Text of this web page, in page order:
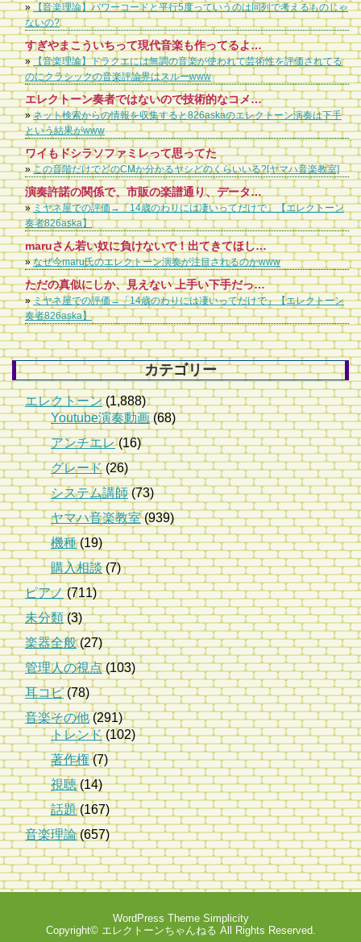
»【音楽理論】パワーコードと平行5度っていうのは同列で考えるものじゃ
ないの?
すぎやまこういちって現代音楽も作ってるよ。オーディオ交響曲とか
»【音楽理論】ドラクエには無調の音楽が使われて芸術性を評価されてる
のにクラシックの音楽評論界はスルーwww
エレクトーン奏者ではないので技術的なコメントはできませんが、Yahoo知恵袋などでこき下ろす質問とか見てると吐き気がしてきます。 少なくとも動画は見ててスゴいとは思えても下手とは感じませんし、どこか足らないとか至らない点も特になく、技術的に彼女より上だと言うなら動画持参で、どこがどう自分が彼女よりスゴいのかコメントして欲しいところですね。
»ネット検索からの情報を収集すると826askaのエレクトーン演奏は下手
という結果がwww
ワイもドシラソファミレって思ってた
»この音階だけでどのCMか分かるヤシどのくらいいる?[ヤマハ音楽教室]
演奏許諾の関係で、市販の楽譜通り、データを使っての演奏をしているのでは。 自作のレジストで演奏するには、JASRACの許諾が必要で、面倒。 EFの演奏許諾も大概面倒。海外とか特に。 ヤマハに許諾の部署作ってほしい。
»ミヤネ屋での評価→「14歳のわりには凄いってだけで」【エレクトーン
奏者826aska】
maruさん若い奴に負けないで！出てきてほしい！そして感動を与えてください！あなたの演奏が一番！
»なぜ今maru氏のエレクトーン演奏が注目されるのかwww
ただの真似にしか、見えない 上手い下手だったら上手い人沢山いる だから、これから余り伸び代ないかな。
»ミヤネ屋での評価→「14歳のわりには凄いってだけで」【エレクトーン
奏者826aska】
カテゴリー
エレクトーン(1,888)
Youtube演奏動画(68)
アンチエレ(16)
グレード(26)
システム講師(73)
ヤマハ音楽教室(939)
機種(19)
購入相談(7)
ピアノ(711)
未分類(3)
楽器全般(27)
管理人の視点(103)
耳コピ(78)
音楽その他(291)
トレンド(102)
著作権(7)
視聴(14)
話題(167)
音楽理論(657)
WordPress Theme Simplicity
Copyright© エレクトーンちゃんねる All Rights Reserved.